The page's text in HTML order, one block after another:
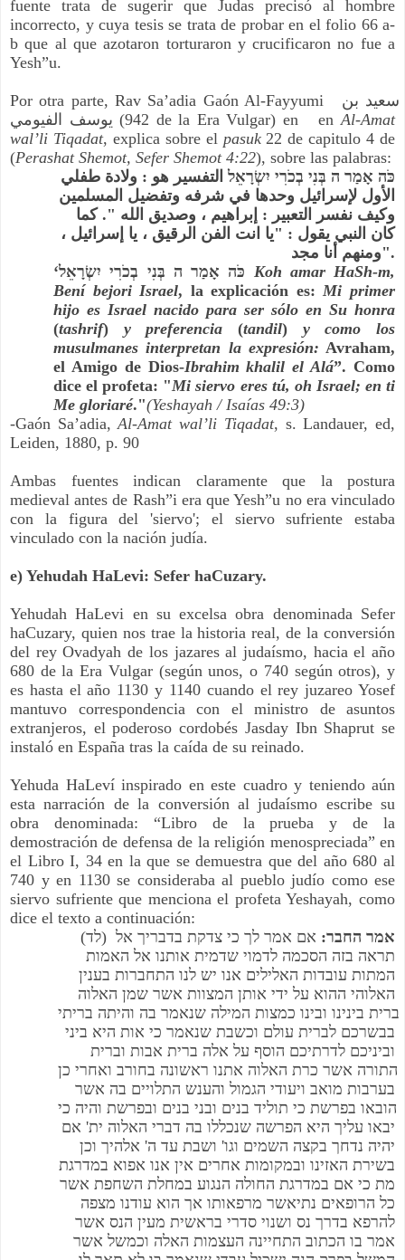
fuente trata de sugerir que Judas precisó al hombre
incorrecto, y cuya tesis se trata de probar en el folio 66 a-
b que al que azotaron torturaron y crucificaron no fue a
Yesh”u.
Por otra parte, Rav Sa’adia Gaón Al-Fayyumi  سعيد بن
يوسف الفيومي‎ (942 de la Era Vulgar) en en Al-Amat
wal’li Tiqadat, explica sobre el pasuk 22 de capitulo 4 de
(Perashat Shemot, Sefer Shemot 4:22), sobre las palabras:
ومنهم أنا مجد".
Koh amar HaSh-m,
Bení bejori Israel, la explicación es: Mi primer
hijo es Israel nacido para ser sólo en Su honra
(tashrif) y preferencia (tandil) y como los
musulmanes interpretan la expresión: Avraham,
el Amigo de Dios-Ibrahim khalil el Alá”. Como
dice el profeta: "Mi siervo eres tú, oh Israel; en ti
Me gloriaré."(Yeshayah / Isaías 49:3)
-Gaón Sa’adia, Al-Amat wal’li Tiqadat, s. Landauer, ed,
Leiden, 1880, p. 90
Ambas fuentes indican claramente que la postura
medieval antes de Rash”i era que Yesh”u no era vinculado
con la figura del 'siervo'; el siervo sufriente estaba
vinculado con la nación judía.
e) Yehudah HaLevi: Sefer haCuzary.
Yehudah HaLevi en su excelsa obra denominada Sefer
haCuzary, quien nos trae la historia real, de la conversión
del rey Ovadyah de los jazares al judaísmo, hacia el año
680 de la Era Vulgar (según unos, o 740 según otros), y
es hasta el año 1130 y 1140 cuando el rey juzareo Yosef
mantuvo correspondencia con el ministro de asuntos
extranjeros, el poderoso cordobés Jasday Ibn Shaprut se
instaló en España tras la caída de su reinado.
Yehuda HaLeví inspirado en este cuadro y teniendo aún
esta narración de la conversión al judaísmo escribe su
obra denominada: “Libro de la prueba y de la
demostración de defensa de la religión menospreciada” en
el Libro I, 34 en la que se demuestra que del año 680 al
740 y en 1130 se consideraba al pueblo judío como ese
siervo sufriente que menciona el profeta Yeshayah, como
dice el texto a continuación:
(לד)
אמר החבר: